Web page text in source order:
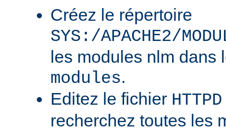
Créez le répertoire
SYS:/APACHE2/
les modules nlm dans
modules.
Editez le fichier
recherchez toutes les